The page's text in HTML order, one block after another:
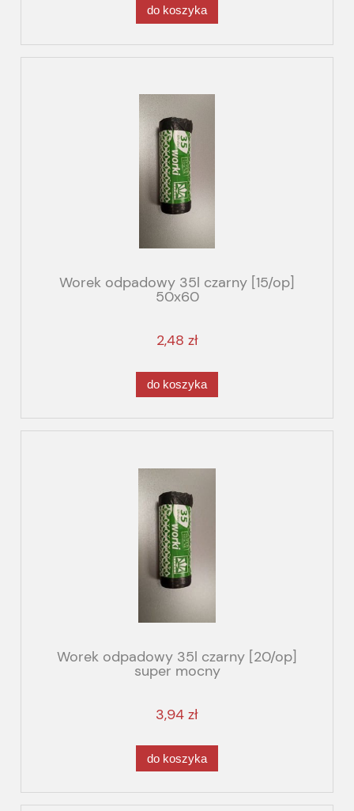
do koszyka
Worek odpadowy 35l czarny [15/op]
50x60
2,48 zł
do koszyka
Worek odpadowy 35l czarny [20/op]
super mocny
3,94 zł
do koszyka